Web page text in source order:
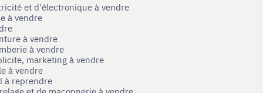
et d'électronique à vendre
à vendre
à vendre
à vendre
marketing à vendre
à vendre
à reprendre